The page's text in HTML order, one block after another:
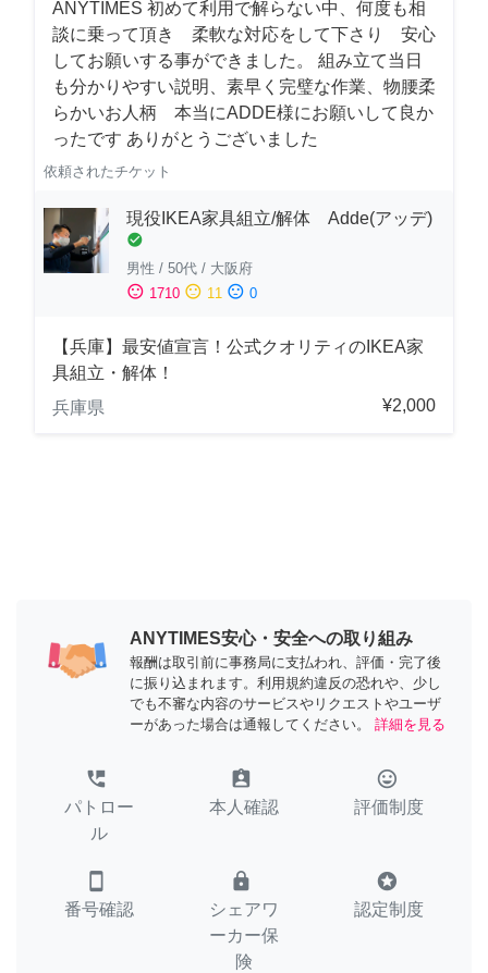
ANYTIMES 初めて利用で解らない中、何度も相
談に乗って頂き 柔軟な対応をして下さり 安心
してお願いする事ができました。 組み立て当日
も分かりやすい説明、素早く完璧な作業、物腰柔
らかいお人柄 本当にADDE様にお願いして良か
ったです ありがとうございました
依頼されたチケット
現役IKEA家具組立/解体 Adde(アッデ)
check_circle
男性 / 50代 / 大阪府
sentiment_satisfied 1710 sentiment_neutral 11 sentiment_dissatisfied 0
【兵庫】最安値宣言！公式クオリティのIKEA家
具組立・解体！
兵庫県
¥2,000
ANYTIMES安心・安全への取り組み
報酬は取引前に事務局に支払われ、評価・完了後
に振り込まれます。利用規約違反の恐れや、少し
でも不審な内容のサービスやリクエストやユーザ
ーがあった場合は通報してください。
詳細を見る
perm_phone_msg
パトロー
ル
assignment_ind
本人確認
tag_faces
評価制度
smartphone
番号確認
lock
シェアワ
ーカー保
険
stars
認定制度